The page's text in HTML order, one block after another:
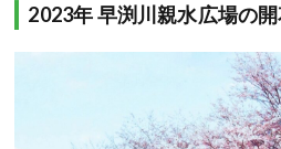
2023年 早渕川親水広場の